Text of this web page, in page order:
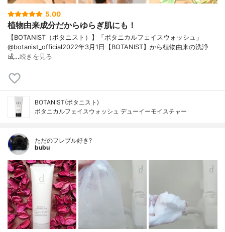
5.00
植物由来成分だからゆらぎ肌にも！
【BOTANIST（ボタニスト）】「ボタニカルフェイスウォッシュ」
@botanist_official2022年3月1日【BOTANIST】から植物由来の洗浄
成…続きを見る
BOTANIST(ボタニスト)
ボタニカルフェイスウォッシュ デューイーモイスチャー
ただのフレブル好き?
bubu